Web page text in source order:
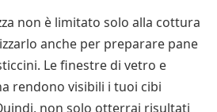
non è limitato solo alla cottura
anche per preparare pane
Le finestre di vetro e
rendono visibili i tuoi cibi
non solo otterrai risultati